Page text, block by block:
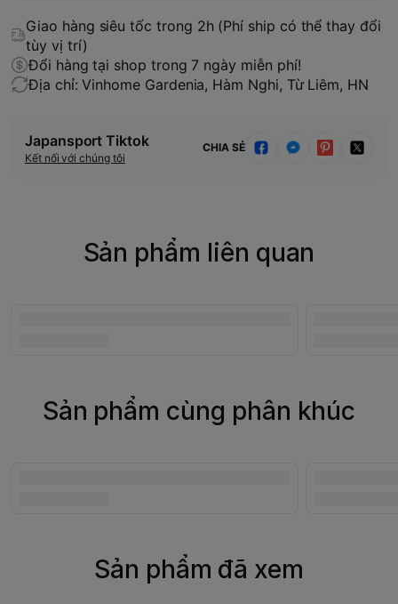
Giao hàng siêu tốc trong 2h (Phí ship có thể thay đổi
tùy vị trí)
Đổi hàng tại shop trong 7 ngày miễn phí!
Địa chỉ: Vinhome Gardenia, Hàm Nghi, Từ Liêm, HN
Japansport Tiktok
Kết nối với chúng tôi
CHIA SẺ
Sản phẩm liên quan
Sản phẩm cùng phân khúc
Sản phẩm đã xem